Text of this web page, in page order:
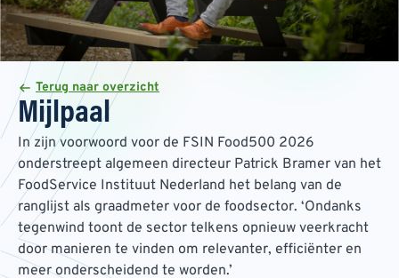
Terug naar overzicht
Mijlpaal
In zijn voorwoord voor de FSIN Food500 2026
onderstreept algemeen directeur Patrick Bramer van het
FoodService Instituut Nederland het belang van de
ranglijst als graadmeter voor de foodsector. ‘Ondanks
tegenwind toont de sector telkens opnieuw veerkracht
door manieren te vinden om relevanter, efficiënter en
meer onderscheidend te worden.’